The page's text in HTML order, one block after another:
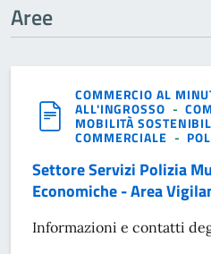
Aree
COMMERCIO AL
ALL'INGROSSO -
MOBILITÀ
COMMERCIALE -
Settore Servizi Polizia
Economiche - Area
Informazioni e contatti